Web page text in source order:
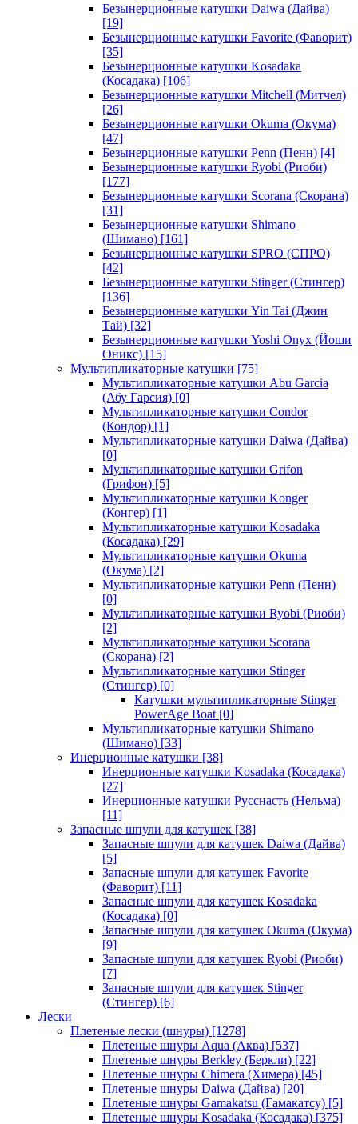
Безынерционные катушки Daiwa (Дайва)
[19]
Безынерционные катушки Favorite (Фаворит)
[35]
Безынерционные катушки Kosadaka
(Косадака) [106]
Безынерционные катушки Mitchell (Митчел)
[26]
Безынерционные катушки Okuma (Окума)
[47]
Безынерционные катушки Penn (Пенн) [4]
Безынерционные катушки Ryobi (Риоби)
[177]
Безынерционные катушки Scorana (Скорана)
[31]
Безынерционные катушки Shimano
(Шимано) [161]
Безынерционные катушки SPRO (СПРО)
[42]
Безынерционные катушки Stinger (Стингер)
[136]
Безынерционные катушки Yin Tai (Джин
Тай) [32]
Безынерционные катушки Yoshi Onyx (Йоши
Оникс) [15]
Мультипликаторные катушки [75]
Мультипликаторные катушки Abu Garcia
(Абу Гарсия) [0]
Мультипликаторные катушки Condor
(Кондор) [1]
Мультипликаторные катушки Daiwa (Дайва)
[0]
Мультипликаторные катушки Grifon
(Грифон) [5]
Мультипликаторные катушки Konger
(Конгер) [1]
Мультипликаторные катушки Kosadaka
(Косадака) [29]
Мультипликаторные катушки Okuma
(Окума) [2]
Мультипликаторные катушки Penn (Пенн)
[0]
Мультипликаторные катушки Ryobi (Риоби)
[2]
Мультипликаторные катушки Scorana
(Скорана) [2]
Мультипликаторные катушки Stinger
(Стингер) [0]
Катушки мультипликаторные Stinger
PowerAge Boat [0]
Мультипликаторные катушки Shimano
(Шимано) [33]
Инерционные катушки [38]
Инерционные катушки Kosadaka (Косадака)
[27]
Инерционные катушки Русснасть (Нельма)
[11]
Запасные шпули для катушек [38]
Запасные шпули для катушек Daiwa (Дайва)
[5]
Запасные шпули для катушек Favorite
(Фаворит) [11]
Запасные шпули для катушек Kosadaka
(Косадака) [0]
Запасные шпули для катушек Okuma (Окума)
[9]
Запасные шпули для катушек Ryobi (Риоби)
[7]
Запасные шпули для катушек Stinger
(Стингер) [6]
Лески
Плетеные лески (шнуры) [1278]
Плетеные шнуры Aqua (Аква) [537]
Плетеные шнуры Berkley (Беркли) [22]
Плетеные шнуры Chimera (Химера) [45]
Плетеные шнуры Daiwa (Дайва) [20]
Плетеные шнуры Gamakatsu (Гамакатсу) [5]
Плетеные шнуры Kosadaka (Косадака) [375]